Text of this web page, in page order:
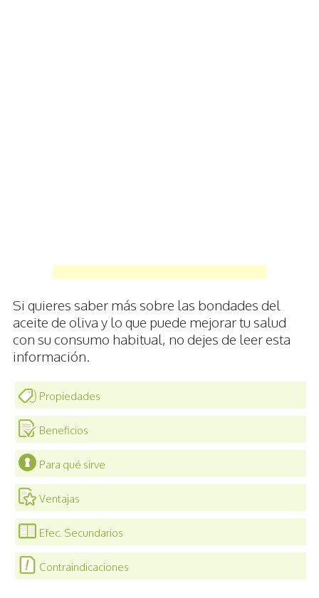
Si quieres saber más sobre las bondades del
aceite de oliva y lo que puede mejorar tu salud
con su consumo habitual, no dejes de leer esta
información.
Propiedades
Beneficios
Para qué sirve
Ventajas
Efec. Secundarios
Contraindicaciones